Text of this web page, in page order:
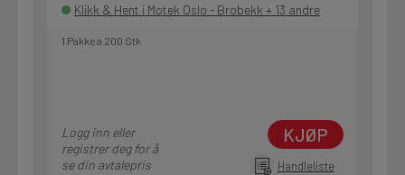
Klikk & Hent i Motek Oslo - Brobekk + 13 andre
1 Pakke a 200 Stk
Logg inn eller
registrer deg for å
se din avtalepris
KJØP
Handleliste